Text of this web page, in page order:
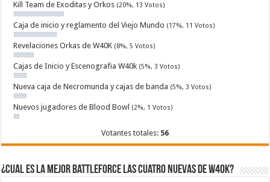
Kill Team de Exoditas y Orkos (20%, 13 Votos)
Caja de inicio y reglamento del Viejo Mundo (17%, 11 Votos)
Revelaciones Orkas de W40K (8%, 5 Votos)
Cajas de Inicio y Escenografia W40k (5%, 3 Votos)
Nueva caja de Necromunda y cajas de banda (5%, 3 Votos)
Nuevos jugadores de Blood Bowl (2%, 1 Votos)
Votantes totales: 56
¿Cual es la mejor Battleforce las cuatro nuevas de W40k?